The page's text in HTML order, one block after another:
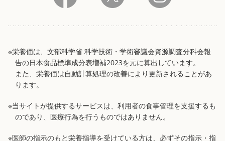
※栄養価は、文部科学省 科学技術・学術審議会資源調査分科会報
告の日本食品標準成分表増補2023を元に算出しています。
また、栄養価は自動計算処理の改善により更新されることがあ
ります。
※当サイトが提供するサービスは、利用者の食事管理を支援するも
のであり、医療行為を行うものではありません。
※医師の指示のもと栄養指導を受けている方は、必ずその指示・指